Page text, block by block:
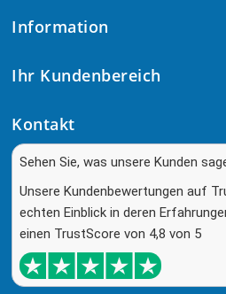
Information
Ihr Kundenbereich
Kontakt
Sehen Sie, was unsere Kunden
Unsere Kundenbewertungen auf
echten Einblick in deren
einen TrustScore von 4,8 von 5